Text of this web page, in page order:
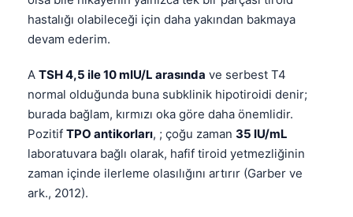
hastalığı olabileceği için daha yakından bakmaya
devam ederim.
A TSH 4,5 ile 10 mIU/L arasında ve serbest T4
normal olduğunda buna subklinik hipotiroidi denir;
burada bağlam, kırmızı oka göre daha önemlidir.
Pozitif TPO antikorları, ; çoğu zaman 35 IU/mL
laboratuvara bağlı olarak, hafif tiroid yetmezliğinin
zaman içinde ilerleme olasılığını artırır (Garber ve
ark., 2012).